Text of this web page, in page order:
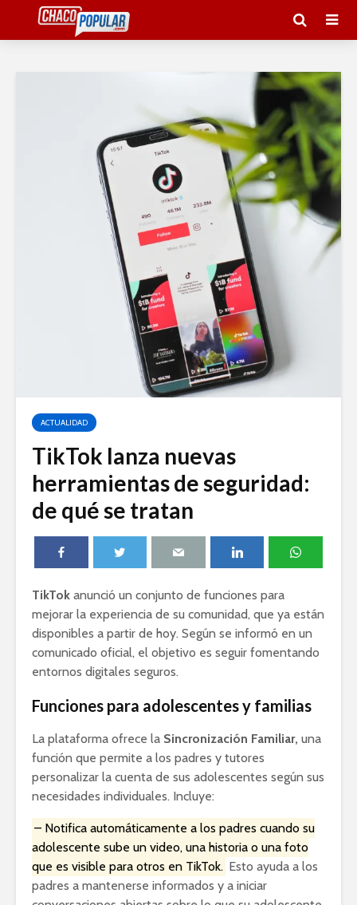
ACTUALIDAD
TikTok lanza nuevas
herramientas de seguridad:
de qué se tratan
TikTok anunció un conjunto de funciones para
mejorar la experiencia de su comunidad, que ya están
disponibles a partir de hoy. Según se informó en un
comunicado oficial, el objetivo es seguir fomentando
entornos digitales seguros.
Funciones para adolescentes y familias
La plataforma ofrece la Sincronización Familiar, una
función que permite a los padres y tutores
personalizar la cuenta de sus adolescentes según sus
necesidades individuales. Incluye:
– Notifica automáticamente a los padres cuando su
adolescente sube un video, una historia o una foto
que es visible para otros en TikTok. Esto ayuda a los
padres a mantenerse informados y a iniciar